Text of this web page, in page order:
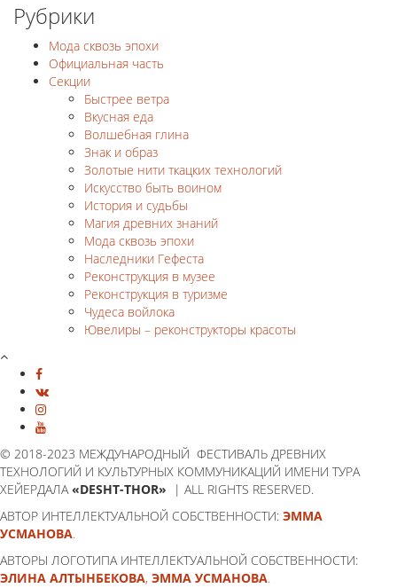
Рубрики
Мода сквозь эпохи
Официальная часть
Секции
Быстрее ветра
Вкусная еда
Волшебная глина
Знак и образ
Золотые нити ткацких технологий
Искусство быть воином
История и судьбы
Магия древних знаний
Мода сквозь эпохи
Наследники Гефеста
Реконструкция в музее
Реконструкция в туризме
Чудеса войлока
Ювелиры – реконструкторы красоты
© 2018-2023 МЕЖДУНАРОДНЫЙ ФЕСТИВАЛЬ ДРЕВНИХ
ТЕХНОЛОГИЙ И КУЛЬТУРНЫХ КОММУНИКАЦИЙ ИМЕНИ ТУРА
ХЕЙЕРДАЛА«DESHT-THOR» | ALL RIGHTS RESERVED.
АВТОР ИНТЕЛЛЕКТУАЛЬНОЙ СОБСТВЕННОСТИ: ЭММА
УСМАНОВА.
АВТОРЫ ЛОГОТИПА ИНТЕЛЛЕКТУАЛЬНОЙ СОБСТВЕННОСТИ:
ЭЛИНА АЛТЫНБЕКОВА, ЭММА УСМАНОВА.